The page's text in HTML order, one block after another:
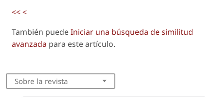
<<<
También puedeIniciar una búsqueda de similitud
avanzada para este artículo.
Sobre la revista